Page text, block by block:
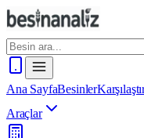
Ana SayfaBesinler
Araçlar